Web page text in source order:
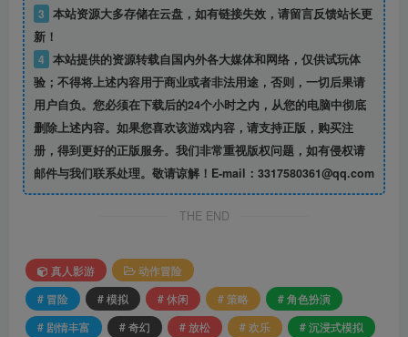
3 本站资源大多存储在云盘，如有链接失效，请留言反馈站长更
新！
4 本站提供的资源转载自国内外各大媒体和网络，仅供试玩体
验；不得将上述内容用于商业或者非法用途，否则，一切后果请
用户自负。您必须在下载后的24个小时之内，从您的电脑中彻底
删除上述内容。如果您喜欢该游戏内容，请支持正版，购买注
册，得到更好的正版服务。我们非常重视版权问题，如有侵权请
邮件与我们联系处理。敬请谅解！E-mail：3317580361@qq.com
THE END
真人影游
动作冒险
# 冒险
# 模拟 # 休闲 # 策略
# 角色扮演
# 剧情丰富
# 奇幻 # 放松 # 欢乐
# 沉浸式模拟